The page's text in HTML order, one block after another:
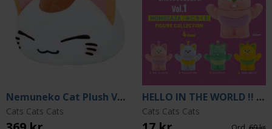
Nemuneko Cat Plush Version A 35 cm
Cats Cats Cats
HELLO IN THE WORLD !! Momozaza Figure Collection Vol. 1 Box (Blind Pack)
Cats Cats Cats